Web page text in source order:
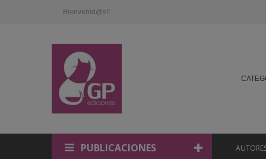
Bienvenid@s!!
PUBLICACIONES